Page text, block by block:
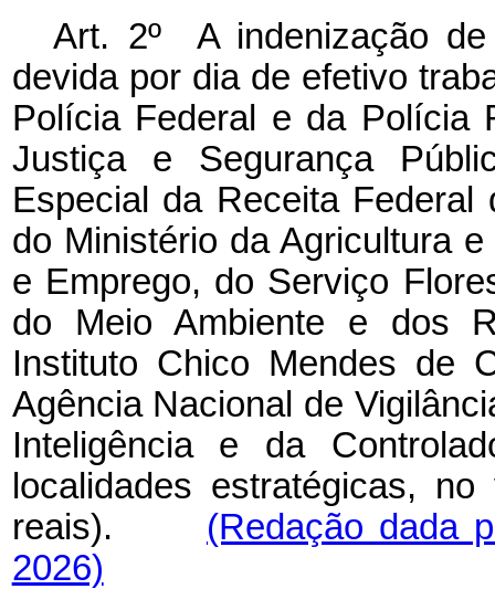
Art. 2º A indenização
devida por dia de efetivo
Polícia Federal e da Polícia
Justiça e Segurança
Especial da Receita
do Ministério da Agricultura
e Emprego, do Serviço
do Meio Ambiente e dos
Instituto Chico Mendes de
Agência Nacional de
Inteligência e da
localidades estratégicas,
reais). (Redação dada
2026)